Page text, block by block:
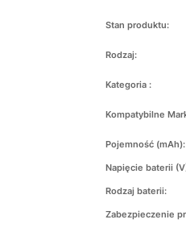
Stan produktu:
Rodzaj:
Kategoria :
Kompatybilne
Pojemność (mAh):
Napięcie baterii
Rodzaj baterii:
Zabezpieczenie